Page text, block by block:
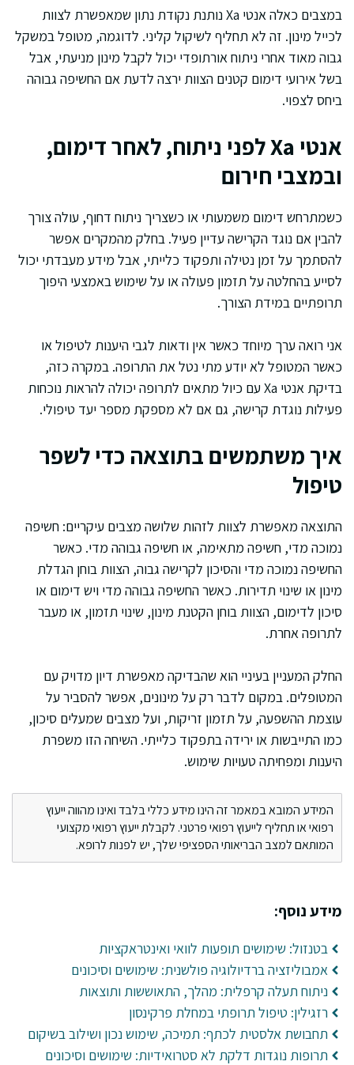
במצבים כאלה אנטי Xa נותנת נקודת נתון שמאפשרת לצוות
לכייל מינון. זה לא תחליף לשיקול קליני. לדוגמה, מטופל במשקל
גבוה מאוד אחרי ניתוח אורתופדי יכול לקבל מינון מניעתי, אבל
בשל אירועי דימום קטנים הצוות ירצה לדעת אם החשיפה גבוהה
ביחס לצפוי.
אנטי Xa לפני ניתוח, לאחר דימום,
ובמצבי חירום
כשמתרחש דימום משמעותי או כשצריך ניתוח דחוף, עולה צורך
להבין אם נוגד הקרישה עדיין פעיל. בחלק מהמקרים אפשר
להסתמך על זמן נטילה ותפקוד כלייתי, אבל מידע מעבדתי יכול
לסייע בהחלטה על תזמון פעולה או על שימוש באמצעי היפוך
תרופתיים במידת הצורך.
אני רואה ערך מיוחד כאשר אין ודאות לגבי היענות לטיפול או
כאשר המטופל לא יודע מתי נטל את התרופה. במקרה כזה,
בדיקת אנטי Xa עם כיול מתאים לתרופה יכולה להראות נוכחות
פעילות נוגדת קרישה, גם אם לא מספקת מספר יעד טיפולי.
איך משתמשים בתוצאה כדי לשפר
טיפול
התוצאה מאפשרת לצוות לזהות שלושה מצבים עיקריים: חשיפה
נמוכה מדי, חשיפה מתאימה, או חשיפה גבוהה מדי. כאשר
החשיפה נמוכה מדי והסיכון לקרישה גבוה, הצוות בוחן הגדלת
מינון או שינוי תדירות. כאשר החשיפה גבוהה מדי ויש דימום או
סיכון לדימום, הצוות בוחן הקטנת מינון, שינוי תזמון, או מעבר
לתרופה אחרת.
החלק המעניין בעיניי הוא שהבדיקה מאפשרת דיון מדויק עם
המטופלים. במקום לדבר רק על מינונים, אפשר להסביר על
עוצמת ההשפעה, על תזמון זריקות, ועל מצבים שמעלים סיכון,
כמו התייבשות או ירידה בתפקוד כלייתי. השיחה הזו משפרת
היענות ומפחיתה טעויות שימוש.
המידע המובא במאמר זה הינו מידע כללי בלבד ואינו מהווה ייעוץ
רפואי או תחליף לייעוץ רפואי פרטני. לקבלת ייעוץ רפואי מקצועי
המותאם למצב הבריאותי הספציפי שלך, יש לפנות לרופא.
מידע נוסף:
בטנזול: שימושים תופעות לוואי ואינטראקציות
אמבוליזציה ברדיולוגיה פולשנית: שימושים וסיכונים
ניתוח תעלה קרפלית: מהלך, התאוששות ותוצאות
רזגילין: טיפול תרופתי במחלת פרקינסון
תחבושת אלסטית לכתף: תמיכה, שימוש נכון ושילוב בשיקום
תרופות נוגדות דלקת לא סטרואידיות: שימושים וסיכונים